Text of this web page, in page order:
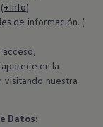
+Info)
de información. (
en la
visitando nuestra
Datos: